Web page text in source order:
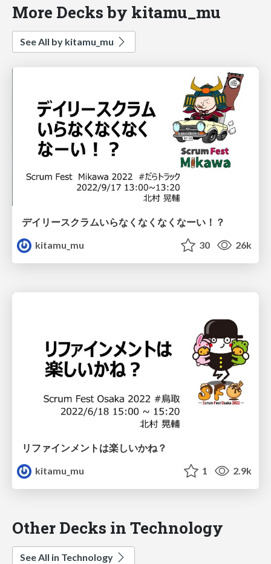
More Decks by kitamu_mu
See All by kitamu_mu
デイリースクラムいらなくなくなくなーい！？
kitamu_mu
30 26k
リファインメントは楽しいかね？
kitamu_mu
1 2.9k
Other Decks in Technology
See All in Technology